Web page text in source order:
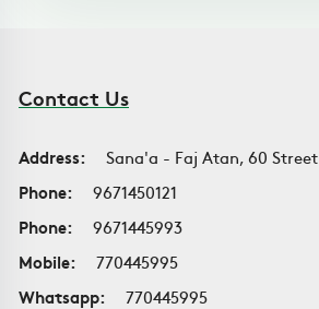
Contact Us
Address:
Sana'a - Faj Atan, 60 Street
Phone:
9671450121
Phone:
9671445993
Mobile:
770445995
Whatsapp:
770445995